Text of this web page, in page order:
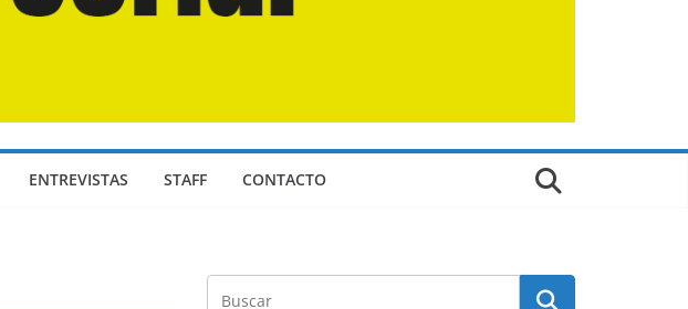
ENTREVISTAS STAFF CONTACTO